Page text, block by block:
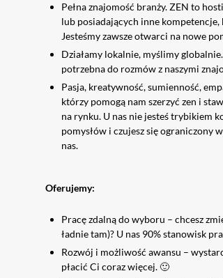
Pełna znajomość branży. ZEN to
lub posiadających inne kompetencje,
Jesteśmy zawsze otwarci na nowe
Działamy lokalnie, myślimy
potrzebna do rozmów z naszymi
Pasja, kreatywność, sumienność,
którzy pomogą nam szerzyć zen i
na rynku. U nas nie jesteś trybikiem
pomysłów i czujesz się ograniczony
nas.
Oferujemy:
Pracę zdalną do wyboru – chcesz
ładnie tam)? U nas 90% stanowisk
Rozwój i możliwość awansu –
płacić Ci coraz więcej. 🙂